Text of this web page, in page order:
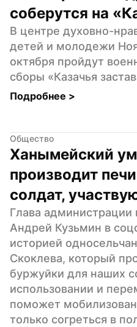
соберутся на
В центре духовно-
детей и молодежи
октября пройдут
сборы «Казачья
Подробнее >
Общество
Ханымейский
производит
солдат,
Глава
Андрей Кузьмин в
историей
Скоклева, который
буржуйки для наших
использовании и
поможет
только согреться в